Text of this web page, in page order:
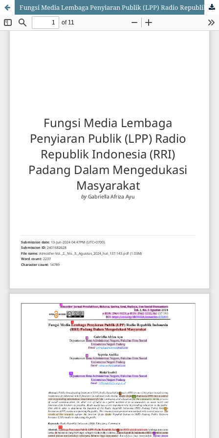
Fungsi Media Lembaga Penyiaran Publik (LPP) Radio Republik Indonesia (RRI) Padang Dalam Mengedukasi Masyarakat